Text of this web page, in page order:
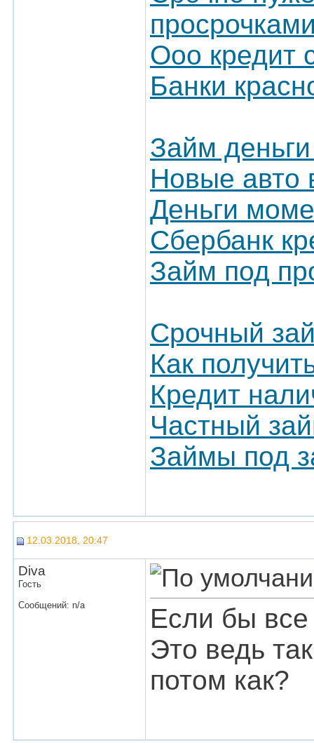
Ооо кредит
Банки
Займ
Новые авто
Деньги
Сбербанк
Займ под
Срочный
Как
Кредит
Частный
Займы под
12.03.2018, 20:47
Diva
Гость
Сообщений: n/a
Если бы
Это ведь
потом как?